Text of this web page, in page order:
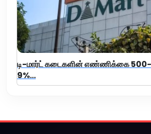
டி-மார்ட் கடைகளின் எண்ணிக்கை 500-
9%...